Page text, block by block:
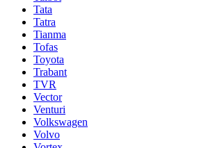
Tata
Tatra
Tianma
Tofas
Toyota
Trabant
TVR
Vector
Venturi
Volkswagen
Volvo